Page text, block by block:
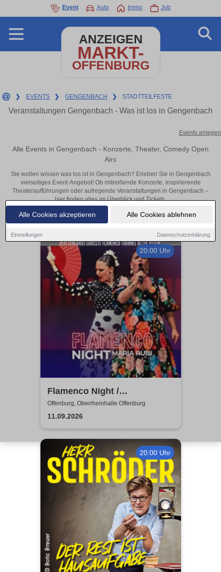
Alle Cookies akzeptieren Alle Cookies ablehnen
Einstellungen Datenschutzerklärung
Event Auto Immo Job
ANZEIGEN
MARKT-
OFFENBURG
❯ EVENTS ❯ GENGENBACH ❯ STADTTEILFESTE
Veranstaltungen Gengenbach - Was ist los in Gengenbach
Events anlegen
Alle Events in Gengenbach - Konzerte, Theater, Comedy Open
Airs
Sie wollen wissen was los ist in Gengenbach? Erleben Sie in Gengenbach
vielseitiges Event-Angebot! Ob mitreißende Konzerte, inspirierende
Theateraufführungen oder aufregende Veranstaltungen in Gengenbach –
hier finden alles im Überblick und Tickets.
20:00 Uhr
Flamenco Night /
Flamencomanía Tour 26/27 -
Deutschlands größte
Flamenco-Tournee
Offenburg, Oberrheinhalle Offenburg
11.09.2026
20:00 Uhr